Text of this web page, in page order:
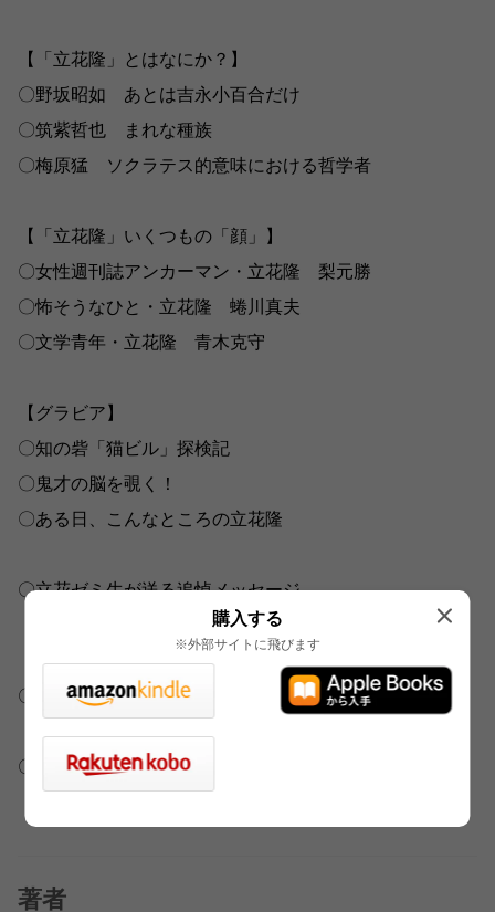
【「立花隆」とはなにか？】
〇野坂昭如 あとは吉永小百合だけ
〇筑紫哲也 まれな種族
〇梅原猛 ソクラテス的意味における哲学者
【「立花隆」いくつもの「顔」】
〇女性週刊誌アンカーマン・立花隆 梨元勝
〇怖そうなひと・立花隆 蜷川真夫
〇文学青年・立花隆 青木克守
【グラビア】
〇知の砦「猫ビル」探検記
〇鬼才の脳を覗く！
〇ある日、こんなところの立花隆
〇立花ゼミ生が送る追悼メッセージ
【未発表草稿「形而上学」発見！】
〇立花隆が書きたかった仕事 緑慎也
〇年譜・全著作リスト
著者
購入する
※外部サイトに飛びます